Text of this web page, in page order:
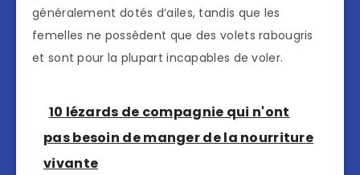
généralement dotés d’ailes, tandis que les
femelles ne possèdent que des volets rabougris
et sont pour la plupart incapables de voler.
10 lézards de compagnie qui n'ont
pas besoin de manger de la nourriture
vivante